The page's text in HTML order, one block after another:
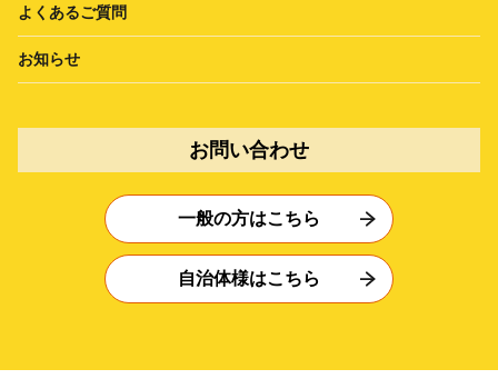
よくあるご質問
お知らせ
お問い合わせ
一般の方はこちら
自治体様はこちら